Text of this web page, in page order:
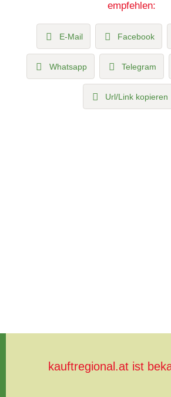
empfehlen:
E-Mail Facebook
Whatsapp Telegram
Url/Link kopieren
kauftregional.at ist